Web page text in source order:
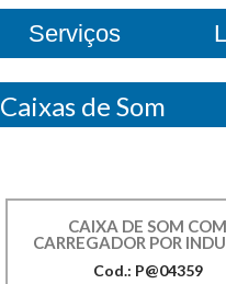
Serviços
Caixas de Som
CAIXA DE SOM COM
CARREGADOR POR
Cod.: P@04359